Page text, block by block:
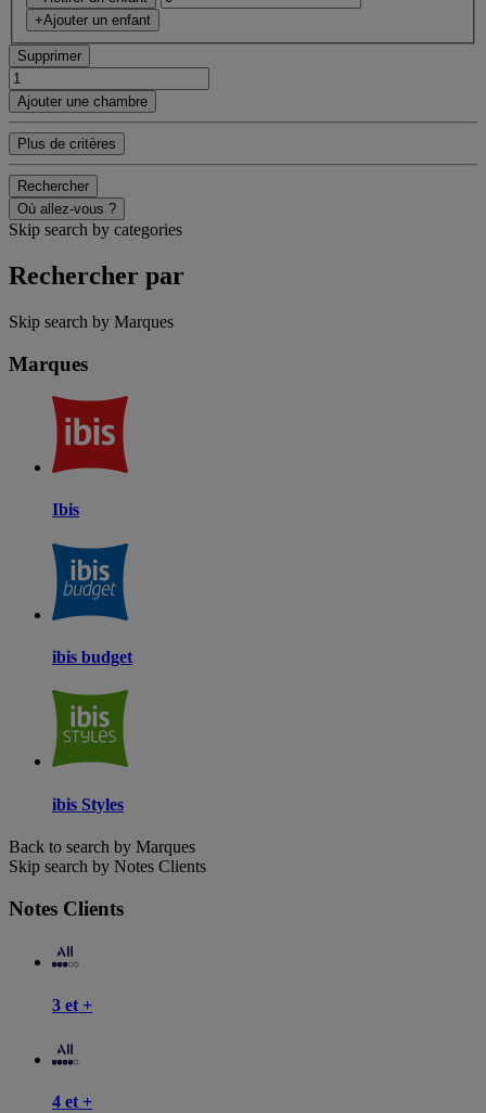
+Ajouter un enfant
Supprimer
Ajouter une chambre
Plus de critères
Rechercher
Où allez-vous ?
Skip search by categories
Rechercher par
Skip search by Marques
Marques
Ibis
ibis budget
ibis Styles
Back to search by Marques
Skip search by Notes Clients
Notes Clients
3 et +
4 et +